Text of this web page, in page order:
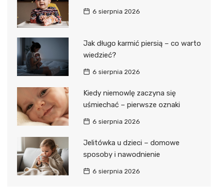
6 sierpnia 2026
Jak długo karmić piersią – co warto
wiedzieć?
6 sierpnia 2026
Kiedy niemowlę zaczyna się
uśmiechać – pierwsze oznaki
6 sierpnia 2026
Jelitówka u dzieci – domowe
sposoby i nawodnienie
6 sierpnia 2026